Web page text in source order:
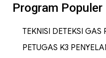
Program Populer
TEKNISI DETEKSI GAS
PETUGAS K3